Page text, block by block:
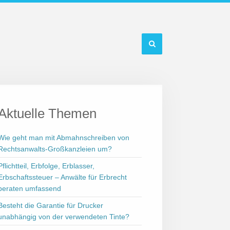
Themen
geht man mit Abmahnschreiben von
Großkanzleien um?
Erbfolge, Erblasser,
– Anwälte für Erbrecht
umfassend
die Garantie für Drucker
von der verwendeten Tinte?